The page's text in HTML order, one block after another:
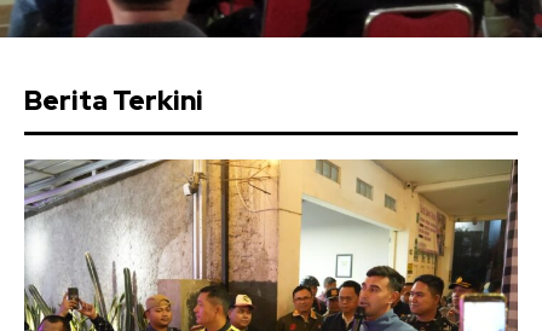
Berita Terkini